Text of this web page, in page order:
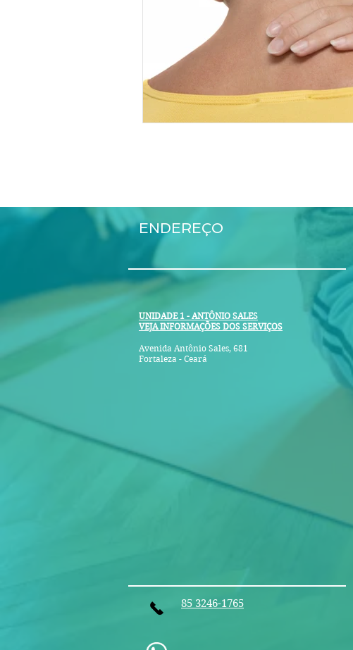
ENDEREÇO
UNIDADE 1 - ANTÔNIO SALES
VEJA INFORMAÇÕES DOS SERVIÇOS
Avenida Antônio Sales, 681
Fortaleza - Ceará
85 3246-1765